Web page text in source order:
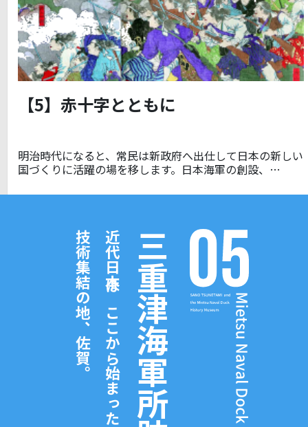
【5】赤十字とともに
明治時代になると、常民は新政府へ出仕して日本の新しい
国づくりに活躍の場を移します。日本海軍の創設、…
三重津海軍所跡
近代日本はここから始まった
技術集結の地、佐賀。